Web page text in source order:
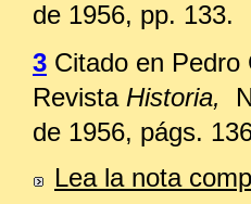
de 1956, pp. 133.
3 Citado en Pedro
Revista Historia,
de 1956, págs.
Lea la nota